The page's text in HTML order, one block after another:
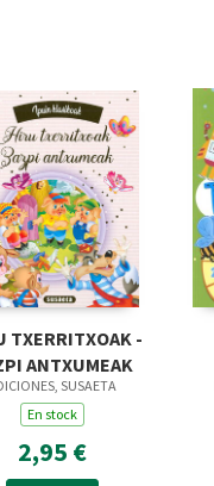
TXERRITXOAK -
ANTXUMEAK
SUSAETA
En stock
2,95 €